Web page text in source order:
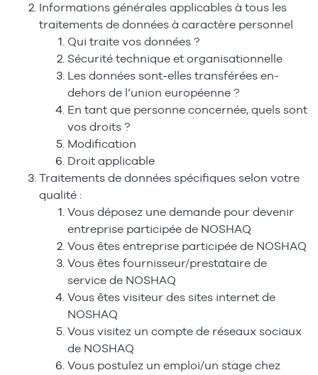
Informations générales applicables à tous les
traitements de données à caractère personnel
Qui traite vos données ?
Sécurité technique et organisationnelle
Les données sont-elles transférées en-
dehors de l’union européenne ?
En tant que personne concernée, quels sont
vos droits ?
Modification
Droit applicable
Traitements de données spécifiques selon votre
qualité :
Vous déposez une demande pour devenir
entreprise participée de NOSHAQ
Vous êtes entreprise participée de NOSHAQ
Vous êtes fournisseur/prestataire de
service de NOSHAQ
Vous êtes visiteur des sites internet de
NOSHAQ
Vous visitez un compte de réseaux sociaux
de NOSHAQ
Vous postulez un emploi/un stage chez